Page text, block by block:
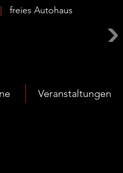
freies Autohaus
Veranstaltungen